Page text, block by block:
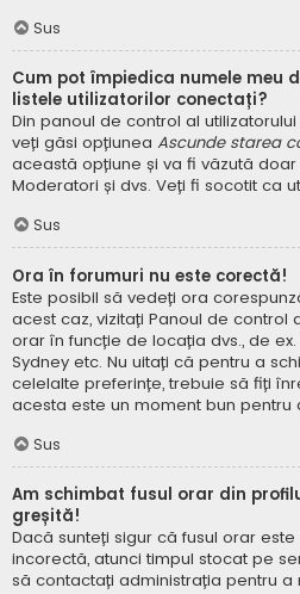
Sus
Cum pot împiedica numele meu
listele utilizatorilor conectați?
Din panoul de control al utilizatorului
veți găsi opțiunea Ascunde starea
această opțiune și va fi văzută
Moderatori și dvs. Veți fi socotit ca
Sus
Ora în forumuri nu este corectă!
Este posibil să vedeți ora
acest caz, vizitați Panoul de control
orar în funcție de locația dvs., de ex.
Sydney etc. Nu uitați că pentru a
celelalte preferințe, trebuie să fiți
acesta este un moment bun pentru
Sus
Am schimbat fusul orar din
greșită!
Dacă sunteți sigur că fusul orar
incorectă, atunci timpul stocat pe
să contactați administrația pentru